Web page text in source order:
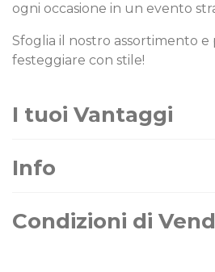
ogni occasione in un evento
Sfoglia il nostro assortimento e
festeggiare con stile!
I tuoi Vantaggi
Info
Condizioni di